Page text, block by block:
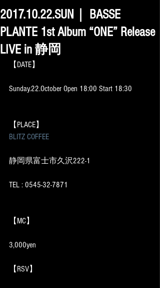
2017.10.22.SUN｜ BASSE
PLANTE 1st Album “ONE” Release
LIVE in 静岡
【DATE】
Sunday.22.October Open 18:00 Start 18:30
【PLACE】
BLITZ COFFEE
静岡県富士市久沢222-1
TEL : 0545-32-7871
【MC】
3,000yen
【RSV】